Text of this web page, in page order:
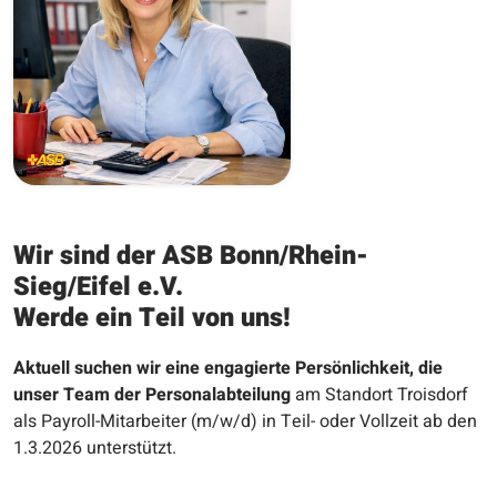
Wir sind der ASB Bonn/Rhein-
Sieg/Eifel e.V.
Werde ein Teil von uns!
Aktuell suchen wir eine engagierte Persönlichkeit, die
unser Team der Personalabteilungam Standort Troisdorf
als Payroll-Mitarbeiter (m/w/d) in Teil- oder Vollzeit ab den
1.3.2026 unterstützt.